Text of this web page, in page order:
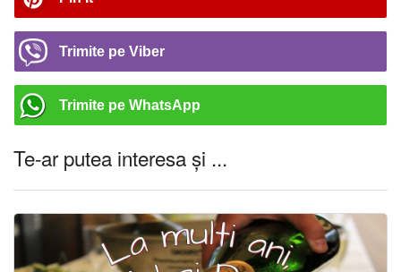
Trimite pe Viber
Trimite pe WhatsApp
Te-ar putea interesa și ...